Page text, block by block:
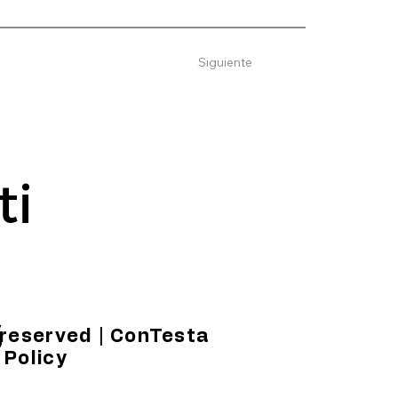
Siguiente
| ConTesta
Policy